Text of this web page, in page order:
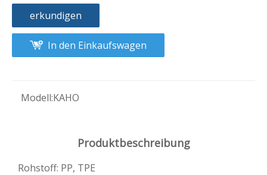
erkundigen
In den Einkaufswagen
Modell:KAHO
Produktbeschreibung
Rohstoff: PP, TPE